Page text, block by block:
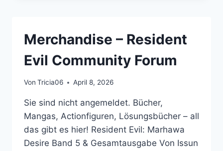
Merchandise – Resident
Evil Community Forum
Von Tricia06 April 8, 2026
Sie sind nicht angemeldet. Bücher,
Mangas, Actionfiguren, Lösungsbücher – all
das gibt es hier! Resident Evil: Marhawa
Desire Band 5 & Gesamtausgabe Von Issun